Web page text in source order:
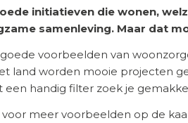
initiatieven die wonen,
samenleving. Maar dat
voorbeelden van
land worden mooie projecten
een handig filter zoek je
meer voorbeelden op de